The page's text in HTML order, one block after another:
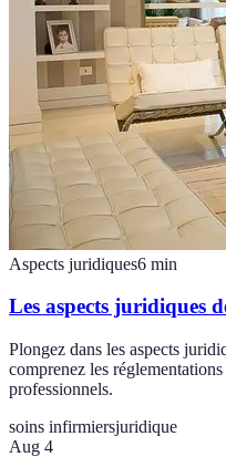
Aspects juridiques6 min
Les aspects juridiques
Plongez dans les aspects
comprenez les
professionnels.
soins infirmiersjuridique
Aug 4